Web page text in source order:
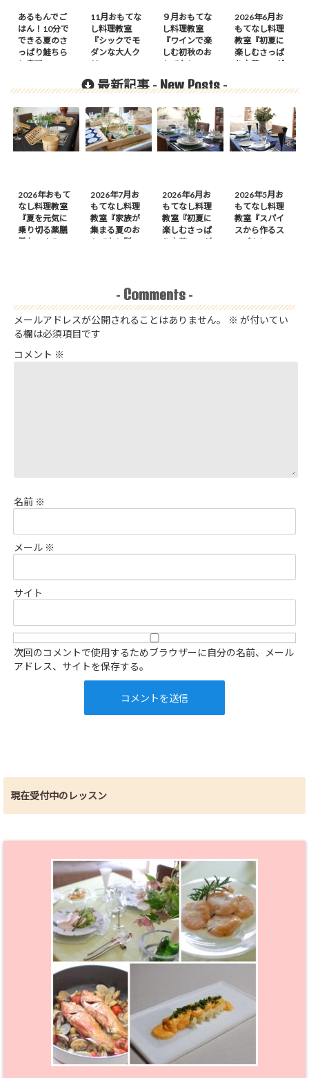
あるもんでご
はん！10分で
できる夏のさ
っぱり鮭ちら
し寿司
11月おもてな
し料理教室
『シックでモ
ダンな大人ク
リスマス』の
ご案内
９月おもてな
し料理教室
『ワインで楽
しむ初秋のお
もてなし』の
2026年6月お
もてなし料理
教室『初夏に
楽しむさっぱ
り中華』のが
最新記事 -New Posts-
2026年おもて
なし料理教室
『夏を元気に
乗り切る薬膳
風おつまみ
2026年7月お
もてなし料理
教室『家族が
集まる夏のお
もてなし膳』
2026年6月お
もてなし料理
教室『初夏に
楽しむさっぱ
り中華』のが
2026年5月お
もてなし料理
教室『スパイ
スから作るス
ープカレーの
- Comments -
メールアドレスが公開されることはありません。 ※ が付いてい
る欄は必須項目です
コメント ※
名前 ※
メール ※
サイト
次回のコメントで使用するためブラウザーに自分の名前、メール
アドレス、サイトを保存する。
現在受付中のレッスン